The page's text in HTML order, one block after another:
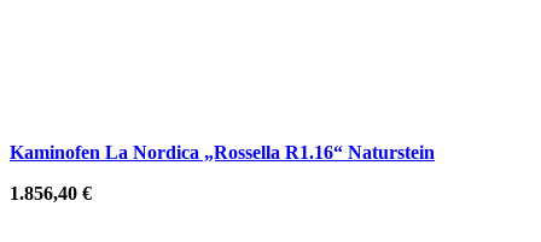
Kaminofen La Nordica „Rossella R1.16“ Naturstein
1.856,40 €